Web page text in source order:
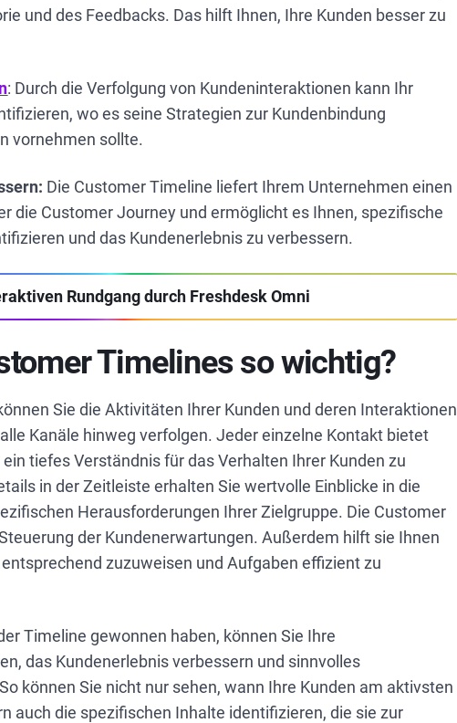
und des Feedbacks. Das hilft Ihnen, Ihre Kunden besser zu
: Durch die Verfolgung von Kundeninteraktionen kann Ihr
wo es seine Strategien zur Kundenbindung
vornehmen sollte.
Die Customer Timeline liefert Ihrem Unternehmen einen
die Customer Journey und ermöglicht es Ihnen, spezifische
und das Kundenerlebnis zu verbessern.
Rundgang durch Freshdesk Omni
Timelines so wichtig?
Sie die Aktivitäten Ihrer Kunden und deren Interaktionen
Kanäle hinweg verfolgen. Jeder einzelne Kontakt bietet
tiefes Verständnis für das Verhalten Ihrer Kunden zu
in der Zeitleiste erhalten Sie wertvolle Einblicke in die
Herausforderungen Ihrer Zielgruppe. Die Customer
der Kundenerwartungen. Außerdem hilft sie Ihnen
zuzuweisen und Aufgaben effizient zu
Timeline gewonnen haben, können Sie Ihre
das Kundenerlebnis verbessern und sinnvolles
können Sie nicht nur sehen, wann Ihre Kunden am aktivsten
auch die spezifischen Inhalte identifizieren, die sie zur